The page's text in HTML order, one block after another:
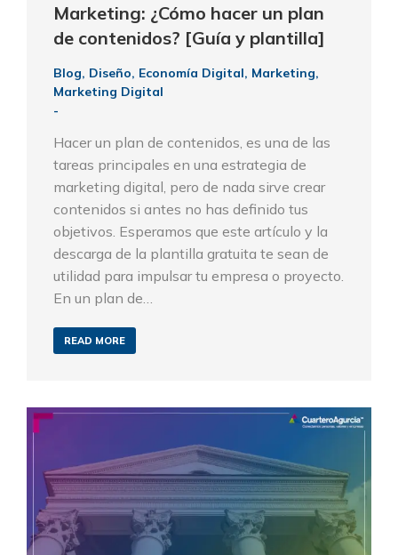
Marketing: ¿Cómo hacer un plan
de contenidos? [Guía y plantilla]
Blog, Diseño, Economía Digital, Marketing,
Marketing Digital
Hacer un plan de contenidos, es una de las
tareas principales en una estrategia de
marketing digital, pero de nada sirve crear
contenidos si antes no has definido tus
objetivos. Esperamos que este artículo y la
descarga de la plantilla gratuita te sean de
utilidad para impulsar tu empresa o proyecto.
En un plan de…
READ MORE